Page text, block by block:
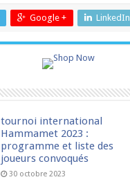
Google + LinkedIn
tournoi international
Hammamet 2023 :
programme et liste des
joueurs convoqués
30 octobre 2023